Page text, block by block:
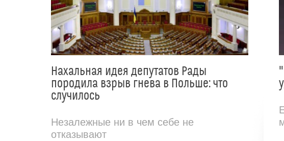
Нахальная идея депутатов Рады
породила взрыв гнева в Польше: что
случилось
Незалежные ни в чем себе не
отказывают